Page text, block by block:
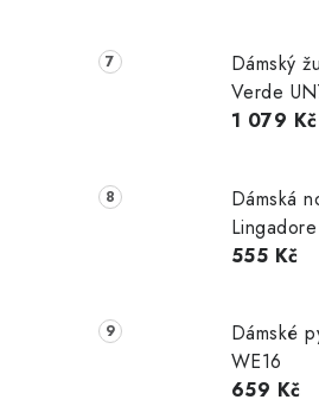
Dámský
Verde
1 079 Kč
Dámská
555 Kč
Dámské
WE16
659 Kč